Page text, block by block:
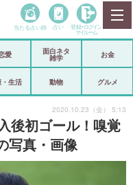
ーツ
クリ
当たる占い師 占い 登録• ログイン
マイルーム
愛
面白ネタ
雑学
お金
・生活 動物 グルメ
後初ゴール！嗅覚
写真・画像
2020.10.23（金） 5:13